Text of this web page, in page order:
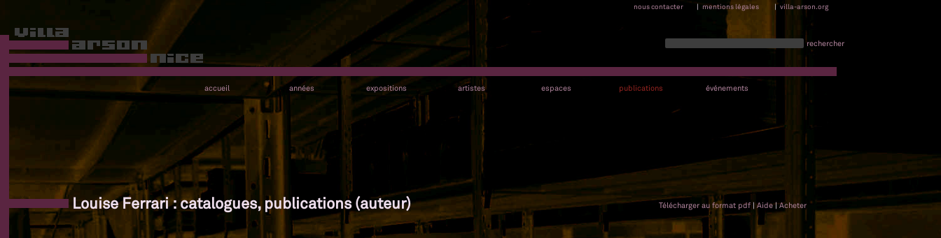
nous contacter | mentions légales | villa-arson.org
rechercher
accueil années expositions artistes espaces publications événements
Louise Ferrari : catalogues, publications (auteur) Télécharger au format pdf |Aide|Acheter